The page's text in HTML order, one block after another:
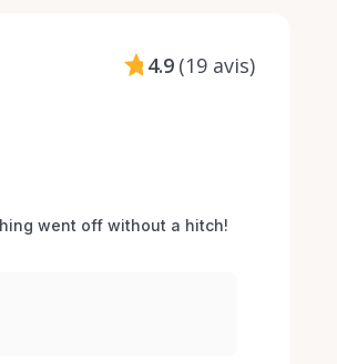
4.9 (19 avis)
went off without a hitch!